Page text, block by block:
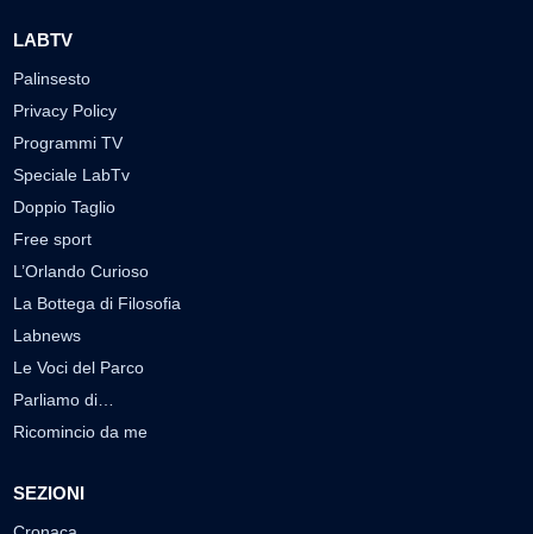
LABTV
Palinsesto
Privacy Policy
Programmi TV
Speciale LabTv
Doppio Taglio
Free sport
L’Orlando Curioso
La Bottega di Filosofia
Labnews
Le Voci del Parco
Parliamo di…
Ricomincio da me
SEZIONI